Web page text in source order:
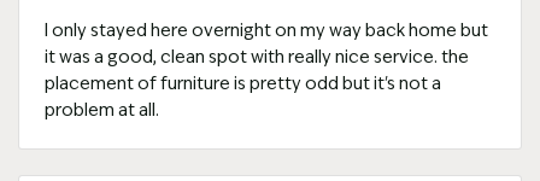
I only stayed here overnight on my way back home but
it was a good, clean spot with really nice service. the
placement of furniture is pretty odd but it's not a
problem at all.